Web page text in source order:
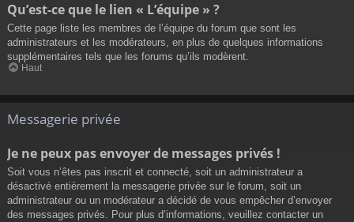
Qu’est-ce que le lien « L’équipe » ?
Cette page liste les membres de l’équipe du forum que sont les
administrateurs et les modérateurs, en plus de quelques informations
supplémentaires tels que les forums qu’ils modèrent.
Haut
Messagerie privée
Je ne peux pas envoyer de messages privés !
Soit vous n’êtes pas inscrit et connecté, soit un administrateur a
désactivé entièrement la messagerie privée sur le forum, soit un
administrateur ou un modérateur a décidé de vous empêcher d’envoyer
des messages privés. Pour plus d’informations, veuillez contacter un